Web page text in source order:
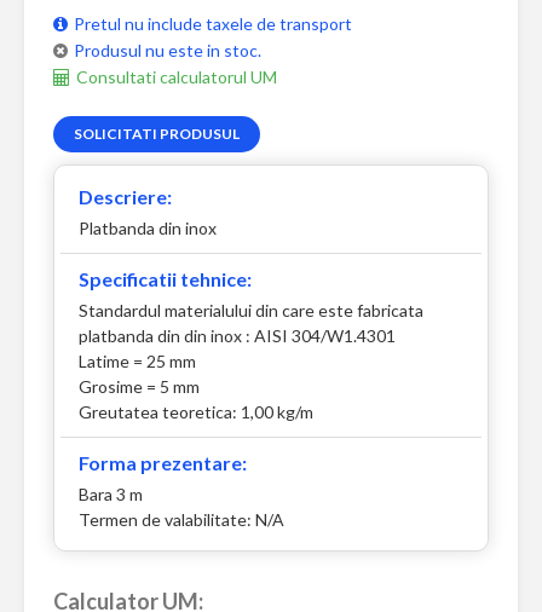
Pretul nu include taxele de transport
Produsul nu este in stoc.
Consultati calculatorul UM
SOLICITATI PRODUSUL
Descriere:
Platbanda din inox
Specificatii tehnice:
Standardul materialului din care este fabricata
platbanda din din inox : AISI 304/W1.4301
Latime = 25 mm
Grosime = 5 mm
Greutatea teoretica: 1,00 kg/m
Forma prezentare:
Bara 3 m
Termen de valabilitate: N/A
Calculator UM: